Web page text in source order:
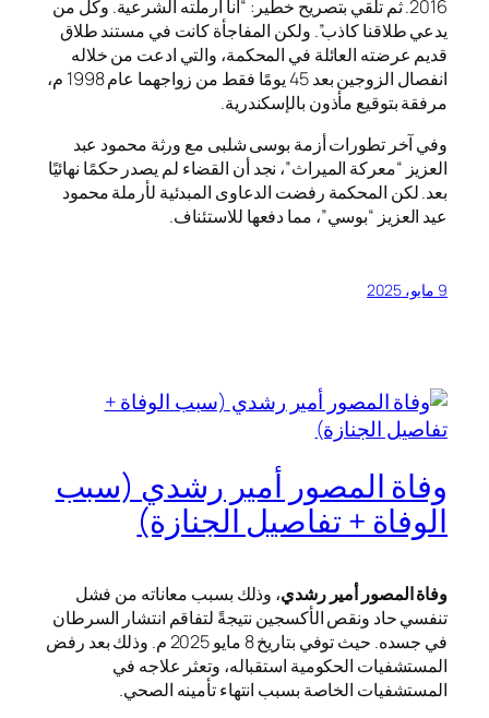
2016. ثم تلقي بتصريح خطير: “أنا أرملته الشرعية. وكل من
يدعي طلاقنا كاذب”. ولكن المفاجأة كانت في مستند طلاق
قديم عرضته العائلة في المحكمة، والتي ادعت من خلاله
انفصال الزوجين بعد 45 يومًا فقط من زواجهما عام 1998 م،
مرفقة بتوقيع مأذون بالإسكندرية.
وفي آخر تطورات أزمة بوسى شلبى مع ورثة محمود عبد
العزيز “معركة الميراث”، نجد أن القضاء لم يصدر حكمًا نهائيًا
بعد. لكن المحكمة رفضت الدعاوى المبدئية لأرملة محمود
عيد العزيز “بوسي”، مما دفعها للاستئناف.
9 مايو، 2025
وفاة المصور أمير رشدي (سبب
الوفاة + تفاصيل الجنازة)
وفاة المصور أمير رشدي، وذلك بسبب معاناته من فشل
تنفسي حاد ونقص الأكسجين نتيجةً لتفاقم انتشار السرطان
في جسده. حيث توفي بتاريخ 8 مايو 2025 م. وذلك بعد رفض
المستشفيات الحكومية استقباله، وتعثر علاجه في
المستشفيات الخاصة بسبب انتهاء تأمينه الصحي.